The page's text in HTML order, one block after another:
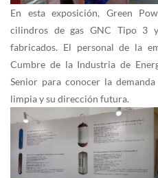
En esta exposición, Green
cilindros de gas GNC Tipo 3
fabricados. El personal de la
Cumbre de la Industria de
Senior para conocer la
limpia y su dirección futura.